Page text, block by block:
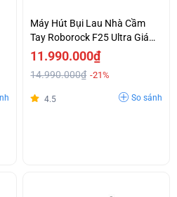
Máy Hút Bụi Lau Nhà Cầm
Tay Roborock F25 Ultra Giá
Tốt
11.990.000₫
14.990.000₫ -21%
4.5 So sánh